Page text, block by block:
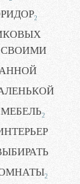
2
СВОИМИ
2
2